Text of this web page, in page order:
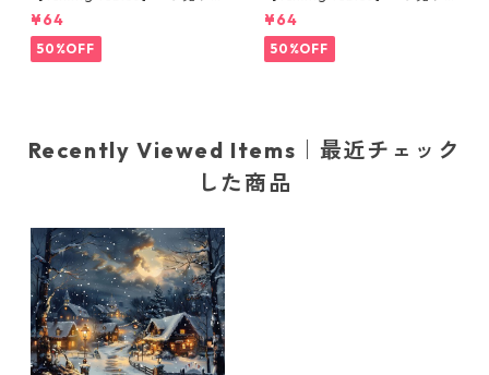
枚 ランチサイズ ペーパーナプ
キン FERN グリーン
¥64
50%OFF
枚 ランチサイズ ペーパーナプ
キン Playful Pierre ホワイトx
ブルー
¥64
50%OFF
Recently Viewed Items｜最近チェック
した商品